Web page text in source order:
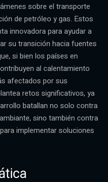
sobre el transporte
de petróleo y gas. Estos
innovadora para ayudar a
su transición hacia fuentes
si bien los países en
al calentamiento
afectados por sus
retos significativos, ya
batallan no solo contra
sino también contra
implementar soluciones